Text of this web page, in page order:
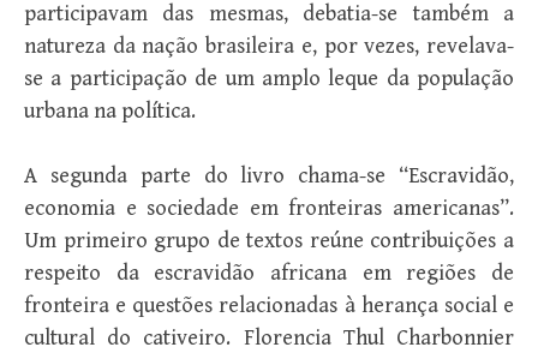
participavam das mesmas, debatia-se também a
natureza da nação brasileira e, por vezes, revelava-
se a participação de um amplo leque da população
urbana na política.
A segunda parte do livro chama-se “Escravidão,
economia e sociedade em fronteiras americanas”.
Um primeiro grupo de textos reúne contribuições a
respeito da escravidão africana em regiões de
fronteira e questões relacionadas à herança social e
cultural do cativeiro. Florencia Thul Charbonnier